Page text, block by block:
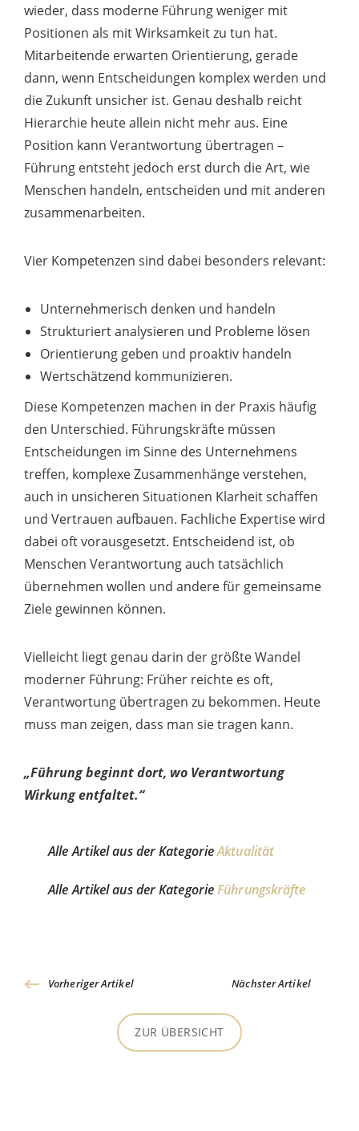
wieder, dass moderne Führung weniger mit
Positionen als mit Wirksamkeit zu tun hat.
Mitarbeitende erwarten Orientierung, gerade
dann, wenn Entscheidungen komplex werden und
die Zukunft unsicher ist. Genau deshalb reicht
Hierarchie heute allein nicht mehr aus. Eine
Position kann Verantwortung übertragen –
Führung entsteht jedoch erst durch die Art, wie
Menschen handeln, entscheiden und mit anderen
zusammenarbeiten.
Vier Kompetenzen sind dabei besonders relevant:
Unternehmerisch denken und handeln
Strukturiert analysieren und Probleme lösen
Orientierung geben und proaktiv handeln
Wertschätzend kommunizieren.
Diese Kompetenzen machen in der Praxis häufig
den Unterschied. Führungskräfte müssen
Entscheidungen im Sinne des Unternehmens
treffen, komplexe Zusammenhänge verstehen,
auch in unsicheren Situationen Klarheit schaffen
und Vertrauen aufbauen. Fachliche Expertise wird
dabei oft vorausgesetzt. Entscheidend ist, ob
Menschen Verantwortung auch tatsächlich
übernehmen wollen und andere für gemeinsame
Ziele gewinnen können.
Vielleicht liegt genau darin der größte Wandel
moderner Führung: Früher reichte es oft,
Verantwortung übertragen zu bekommen. Heute
muss man zeigen, dass man sie tragen kann.
„Führung beginnt dort, wo Verantwortung
Wirkung entfaltet.“
Alle Artikel aus der KategorieAktualität
Alle Artikel aus der KategorieFührungskräfte
Vorheriger Artikel
ZUR ÜBERSICHT
Nächster Artikel